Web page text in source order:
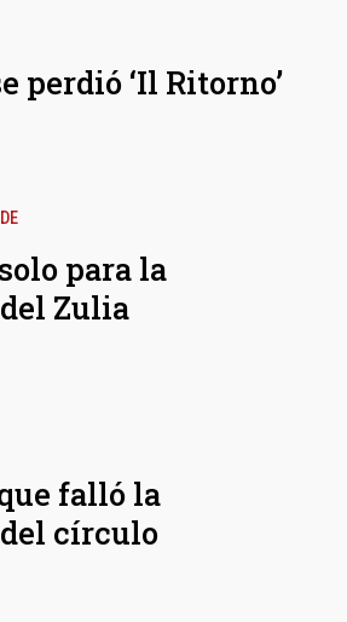
perdió ‘Il Ritorno’
para la
Zulia
falló la
círculo